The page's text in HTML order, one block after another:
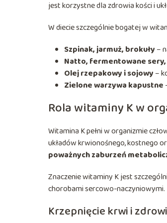
jest korzystne dla zdrowia kości i
W diecie szczególnie bogatej w
Szpinak, jarmuż, brokuły –
Natto, fermentowane
Olej rzepakowy i sojowy –
Zielone warzywa kapustne
Rola witaminy K w
Witamina K pełni w organizmie
układów krwionośnego, kostnego
poważnych zaburzeń
Znaczenie witaminy K jest
chorobami sercowo-naczyniowymi.
Krzepnięcie krwi i